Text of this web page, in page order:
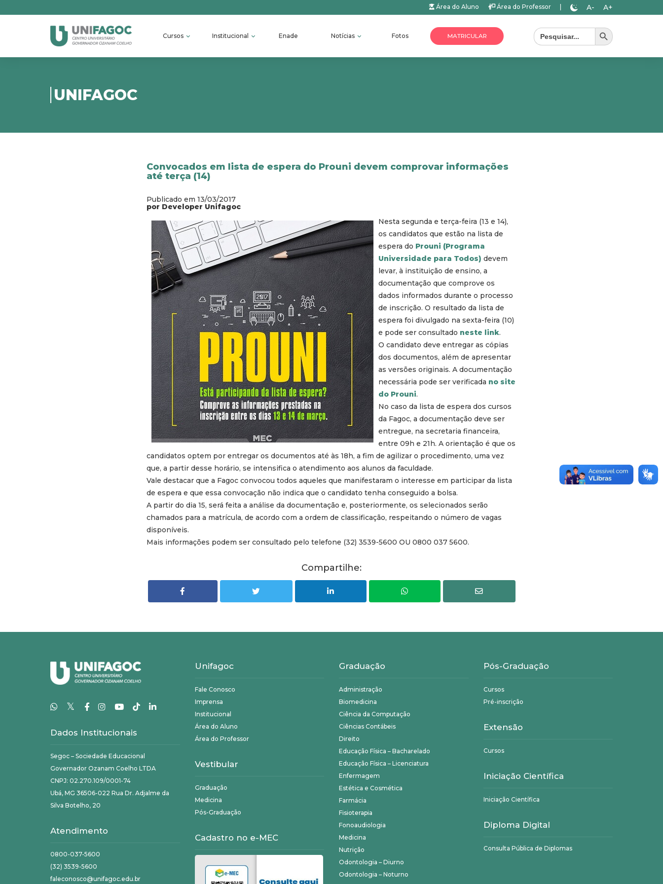
Área do Aluno Área do Professor A- A+
Cursos Institucional Enade Notícias Fotos MATRICULAR
Search
for:
Search Button
UNIFAGOC
Convocados em lista de espera do Prouni devem comprovar informações
até terça (14)
Publicado em 13/03/2017
por Developer Unifagoc
Nesta segunda e terça-feira (13 e 14),
os candidatos que estão na lista de
espera do Prouni (Programa
Universidade para Todos) devem
levar, à instituição de ensino, a
documentação que comprove os
dados informados durante o processo
de inscrição. O resultado da lista de
espera foi divulgado na sexta-feira (10)
e pode ser consultado neste link.
O candidato deve entregar as cópias
dos documentos, além de apresentar
as versões originais. A documentação
necessária pode ser verificada no site
do Prouni.
No caso da lista de espera dos cursos
da Fagoc, a documentação deve ser
entregue, na secretaria financeira,
entre 09h e 21h. A orientação é que os
candidatos optem por entregar os documentos até às 18h, a fim de agilizar o procedimento, uma vez
que, a partir desse horário, se intensifica o atendimento aos alunos da faculdade.
Vale destacar que a Fagoc convocou todos aqueles que manifestaram o interesse em participar da lista
de espera e que essa convocação não indica que o candidato tenha conseguido a bolsa.
A partir do dia 15, será feita a análise da documentação e, posteriormente, os selecionados serão
chamados para a matrícula, de acordo com a ordem de classificação, respeitando o número de vagas
disponíveis.
Mais informações podem ser consultado pelo telefone (32) 3539-5600 OU 0800 037 5600.
Compartilhe:
𝕏
Dados Institucionais
Segoc – Sociedade Educacional
Governador Ozanam Coelho LTDA
CNPJ: 02.270.109/0001-74
Ubá, MG 36506-022 Rua Dr. Adjalme da
Silva Botelho, 20
Atendimento
0800-037-5600
(32) 3539-5600
faleconosco@unifagoc.edu.br
Unifagoc
Fale Conosco
Imprensa
Institucional
Área do Aluno
Área do Professor
Vestibular
Graduação
Medicina
Pós-Graduação
Cadastro no e-MEC
Graduação
Administração
Biomedicina
Ciência da Computação
Ciências Contábeis
Direito
Educação Física – Bacharelado
Educação Física – Licenciatura
Enfermagem
Estética e Cosmética
Farmácia
Fisioterapia
Fonoaudiologia
Medicina
Nutrição
Odontologia – Diurno
Odontologia – Noturno
Pós-Graduação
Cursos
Pré-inscrição
Extensão
Cursos
Iniciação Científica
Iniciação Científica
Diploma Digital
Consulta Pública de Diplomas